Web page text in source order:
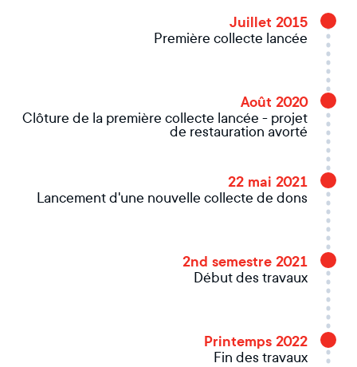
Juillet 2015
Première collecte lancée
Août 2020
Clôture de la première collecte lancée - projet
de restauration avorté
22 mai 2021
Lancement d'une nouvelle collecte de dons
2nd semestre 2021
Début des travaux
Printemps 2022
Fin des travaux